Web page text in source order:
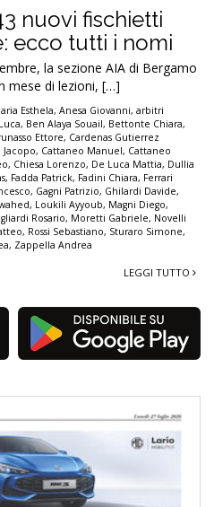
nuovi fischietti
ecco tutti i nomi
la sezione AIA di Bergamo
mese di lezioni, […]
Esthela, Anesa Giovanni, arbitri
, Ben Alaya Souail, Bettonte Chiara,
Ettore, Cardenas Gutierrez
, Cattaneo Manuel, Cattaneo
, Chiesa Lorenzo, De Luca Mattia, Dullia
, Fadda Patrick, Fadini Chiara, Ferrari
, Gagni Patrizio, Ghilardi Davide,
, Loukili Ayyoub, Magni Diego,
Rosario, Moretti Gabriele, Novelli
, Rossi Sebastiano, Sturaro Simone,
, Zappella Andrea
LEGGI TUTTO